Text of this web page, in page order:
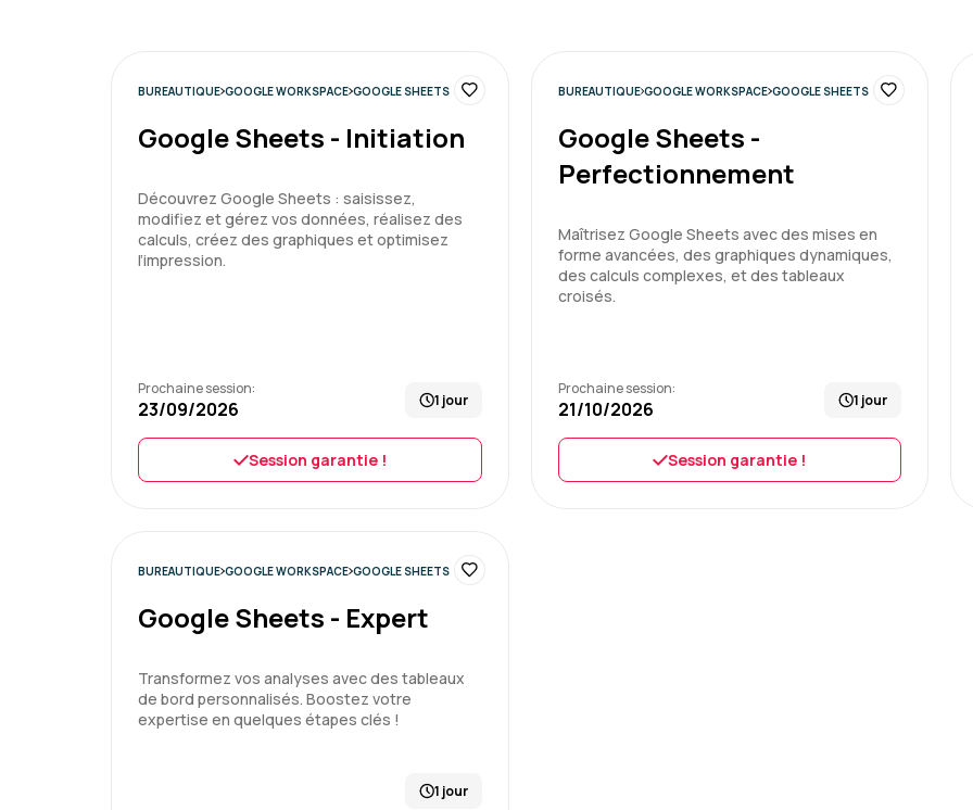
La formation s'est bien
doutes.
Formation : Google Sheets
BUREAUTIQUE GOOGLE WORKSPACE GOOGLE SHEETS
Google Sheets - Initiation
Découvrez Google Sheets : saisissez,
modifiez et gérez vos données, réalisez des
calculs, créez des graphiques et optimisez
l’impression.
Prochaine session:
23/09/2026 1 jour
Session garantie !
BUREAUTIQUE GOOGLE WORKSPACE GOOGLE SHEETS
Google Sheets -
Perfectionnement
Maîtrisez Google Sheets avec des mises en
forme avancées, des graphiques dynamiques,
des calculs complexes, et des tableaux
croisés.
Prochaine session:
21/10/2026 1 jour
Session garantie !
BUREAUTIQUE GOOGLE WORKSPACE GOOGLE SHEETS
Google Sheets - Expert
Transformez vos analyses avec des tableaux
de bord personnalisés. Boostez votre
expertise en quelques étapes clés !
1 jour